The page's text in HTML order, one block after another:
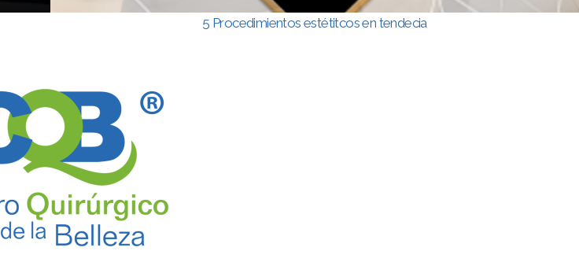
5 Procedimientos estétitcos en tendecia